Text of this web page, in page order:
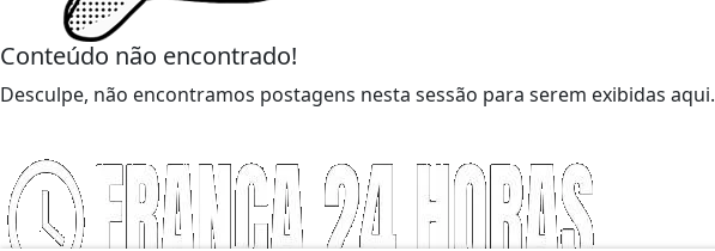
Conteúdo não encontrado!
Desculpe, não encontramos postagens nesta sessão para serem exibidas aqui.